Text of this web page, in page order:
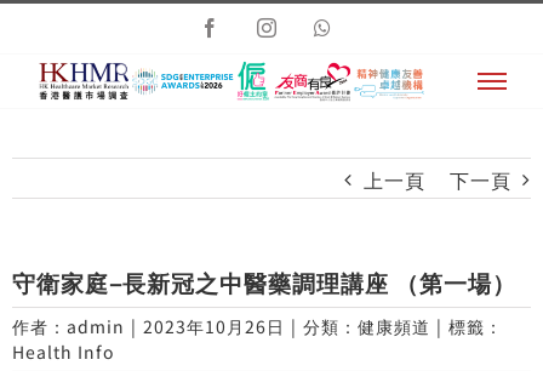
Skip
content
FacebookInstagram
上一頁 下一頁
守衛家庭–長新冠之中醫藥調理講座 （第一場）
作者： admin | 2023年10月26日 | 分類： 健康頻道 | 標籤：
Health Info